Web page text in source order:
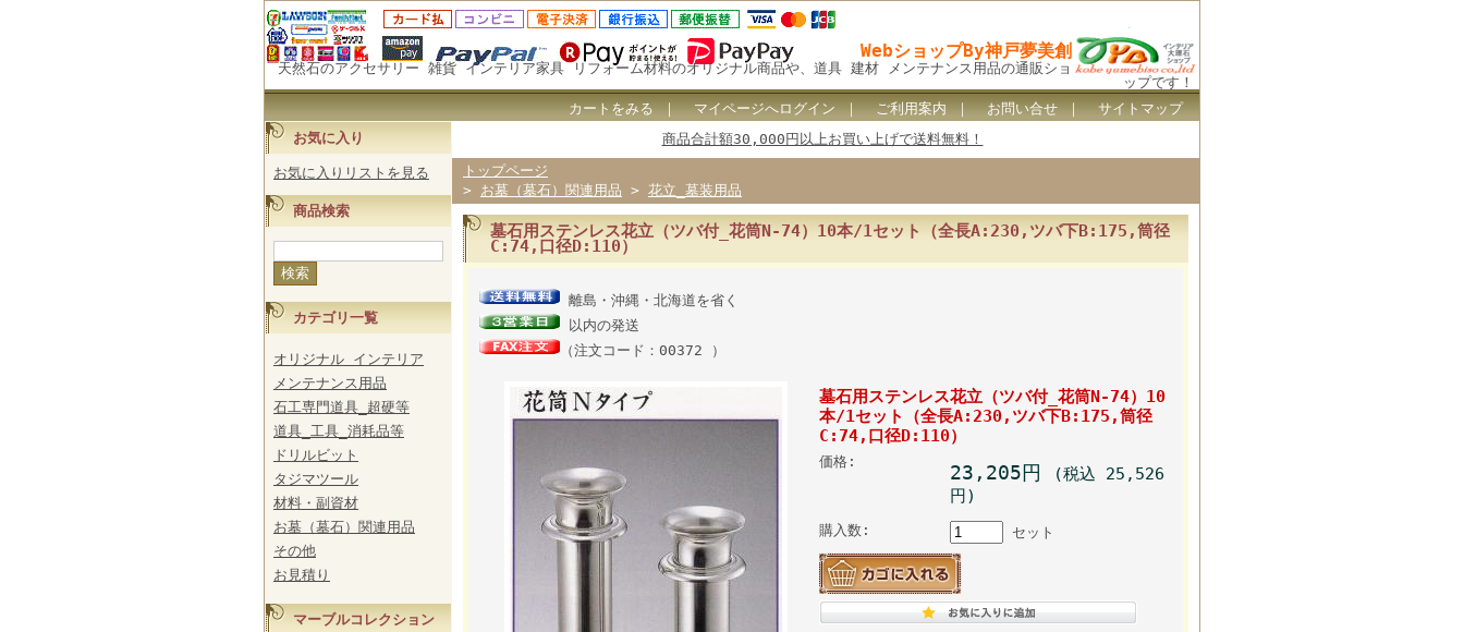
WebショップBy神戸夢美創
天然石のアクセサリー 雑貨 インテリア家具 リフォーム材料のオリジナル商品や、道具 建材 メンテナンス用品の通販ショ
ップです！
カートをみる｜ マイページへログイン｜ ご利用案内｜ お問い合せ｜ サイトマップ
お気に入り
お気に入りリストを見る
商品検索
カテゴリ一覧
オリジナル インテリア
メンテナンス用品
石工専門道具_超硬等
道具_工具_消耗品等
ドリルビット
タジマツール
材料・副資材
お墓（墓石）関連用品
その他
お見積り
マーブルコレクション
商品合計額30,000円以上お買い上げで送料無料！
トップページ
> お墓（墓石）関連用品 > 花立_墓装用品
墓石用ステンレス花立（ツバ付_花筒N-74）10本/1セット（全長A:230,ツバ下B:175,筒径
C:74,口径D:110）
離島・沖縄・北海道を省く
以内の発送
（注文コード：00372 ）
墓石用ステンレス花立（ツバ付_花筒N-74）10
本/1セット（全長A:230,ツバ下B:175,筒径
C:74,口径D:110）
価格: 23,205円
(税込 25,526
円)
購入数: セット